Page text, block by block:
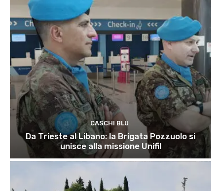
CASCHI BLU
Da Trieste al Libano: la Brigata Pozzuolo si
unisce alla missione Unifil